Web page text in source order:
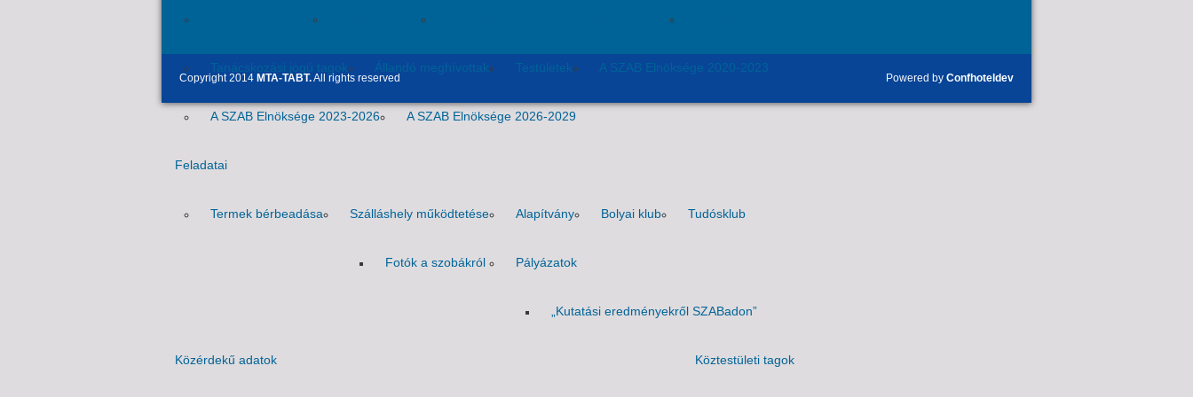
Tanácskozási jogú tagok Állandó meghívottak Testületek A SZAB Elnöksége 2020-2023
A SZAB Elnöksége 2023-2026 A SZAB Elnöksége 2026-2029
Feladatai
Termek bérbeadása Szálláshely működtetése
Fotók a szobákról
Alapítvány Bolyai klub Tudósklub
Pályázatok
„Kutatási eredményekről SZABadon”
Közérdekű adatok Köztestületi tagok
Copyright 2014 MTA-TABT.All rights reserved Powered by Confhoteldev